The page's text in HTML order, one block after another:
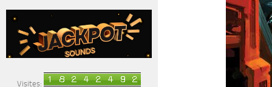
Visites: